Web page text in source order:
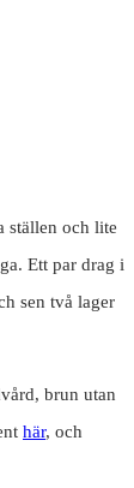
ställen och lite
Ett par drag i
sen två lager
brun utan
här, och